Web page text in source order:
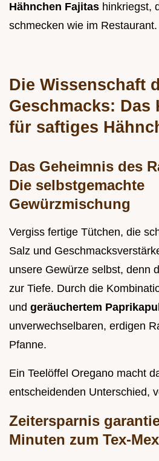
Hähnchen Fajitas hinkriegst,
schmecken wie im Restaurant.
Die Wissenschaft
Geschmacks:
für saftiges
Das Geheimnis des
Die selbstgemachte
Gewürzmischung
Vergiss fertige Tütchen, die
Salz und
unsere Gewürze selbst, denn
zur Tiefe. Durch die
und geräuchertem
unverwechselbaren, erdigen
Pfanne.
Ein Teelöffel Oregano macht
entscheidenden Unterschied,
Zeitersparnis
Minuten zum Tex-